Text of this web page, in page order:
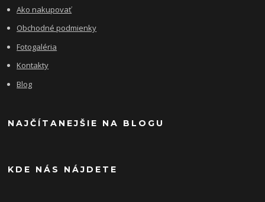
Ako nakupovať
Obchodné podmienky
Fotogaléria
Kontakty
Blog
NAJČÍTANEJŠIE NA BLOGU
KDE NÁS NÁJDETE